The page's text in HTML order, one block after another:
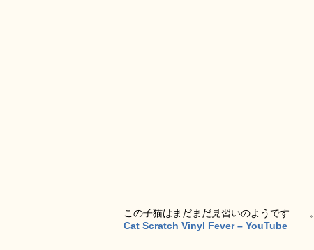
この子猫はまだまだ見習いのようです……。
Cat Scratch Vinyl Fever – YouTube